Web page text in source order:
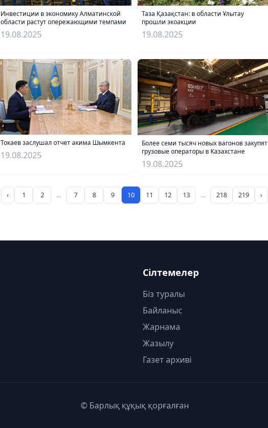
Инвестиции в экономику Алматинской
области растут опережающими темпами
19.08.2025
Таза Қазақстан: в области Ұлытау
прошли экоакции
19.08.2025
Токаев заслушал отчет акима Шымкента
19.08.2025
Более семи тысяч новых вагонов закупят
грузовые операторы в Казахстане
19.08.2025
‹ 1 2 ... 7 8 9 10 11 12 13 ... 218 219 ›
Сілтемелер
Біз туралы
Байланыс
Жарнама
Жазылу
Газет архиві
© Барлық құқық қорғалған